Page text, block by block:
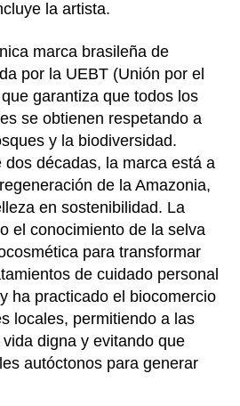
la artista.
marca brasileña de
por la UEBT (Unión por el
garantiza que todos los
se obtienen respetando a
y la biodiversidad.
dos décadas, la marca está a
de la Amazonia,
en sostenibilidad. La
el conocimiento de la selva
para transformar
de cuidado personal
ha practicado el biocomercio
locales, permitiendo a las
digna y evitando que
autóctonos para generar